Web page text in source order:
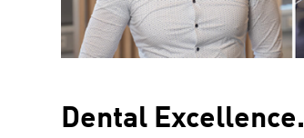
Dental Excellence.